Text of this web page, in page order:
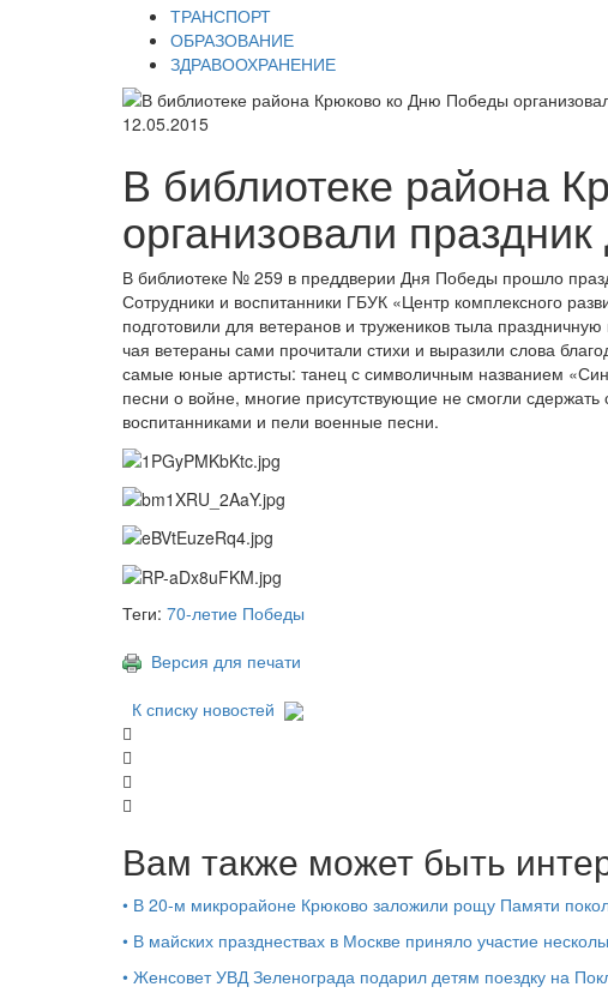
ТРАНСПОРТ
ОБРАЗОВАНИЕ
ЗДРАВООХРАНЕНИЕ
12.05.2015
В библиотеке района
организовали
В библиотеке № 259 в преддверии Дня Победы прошло
Сотрудники и воспитанники ГБУК «Центр комплексного
подготовили для ветеранов и тружеников тыла
чая ветераны сами прочитали стихи и выразили слова
самые юные артисты: танец с символичным названием
песни о войне, многие присутствующие не смогли
воспитанниками и пели военные песни.
Теги: 70-летие Победы
Версия для печати
К списку новостей
Вам также может быть
• В 20-м микрорайоне Крюково заложили рощу Памяти
• В майских празднествах в Москве приняло участие
• Женсовет УВД Зеленограда подарил детям поездку на